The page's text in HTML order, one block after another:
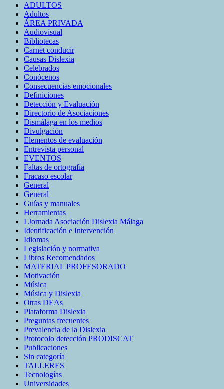
ADULTOS
Adultos
ÁREA PRIVADA
Audiovisual
Bibliotecas
Carnet conducir
Causas Dislexia
Celebrados
Conócenos
Consecuencias emocionales
Definiciones
Detección y Evaluación
Directorio de Asociaciones
Dismálaga en los medios
Divulgación
Elementos de evaluación
Entrevista personal
EVENTOS
Faltas de ortografía
Fracaso escolar
General
General
Guías y manuales
Herramientas
I Jornada Asociación Dislexia Málaga
Identificación e Intervención
Idiomas
Legislación y normativa
Libros Recomendados
MATERIAL PROFESORADO
Motivación
Música
Música y Dislexia
Otras DEAs
Plataforma Dislexia
Preguntas frecuentes
Prevalencia de la Dislexia
Protocolo detección PRODISCAT
Publicaciones
Sin categoría
TALLERES
Tecnologías
Universidades